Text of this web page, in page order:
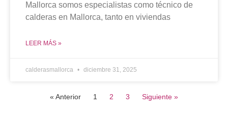
Mallorca somos especialistas como técnico de
calderas en Mallorca, tanto en viviendas
LEER MÁS »
calderasmallorca diciembre 31, 2025
« Anterior 1 2 3 Siguiente »